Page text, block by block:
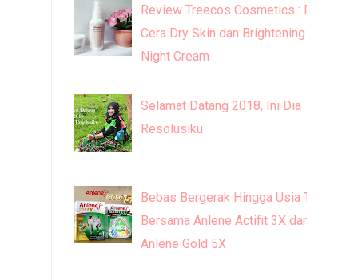
Review Treecos Cosmetics : FW
Cera Dry Skin dan Brightening
Night Cream
Selamat Datang 2018, Ini Dia
Resolusiku
Bebas Bergerak Hingga Usia Tua
Bersama Anlene Actifit 3X dan
Anlene Gold 5X